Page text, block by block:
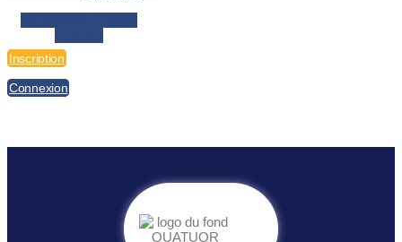
Inscription
Connexion